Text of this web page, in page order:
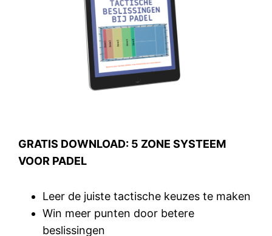
GRATIS DOWNLOAD: 5 ZONE SYSTEEM
VOOR PADEL
Leer de juiste tactische keuzes te maken
Win meer punten door betere
beslissingen